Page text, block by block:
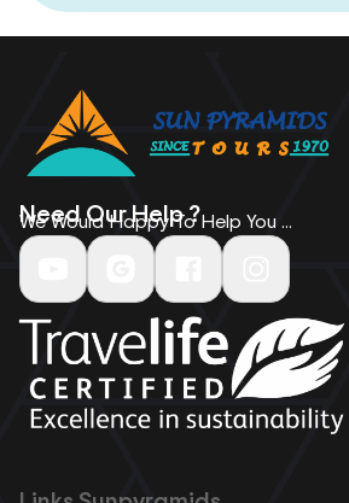
Need Our Help ?
We Would Happy To Help You ...